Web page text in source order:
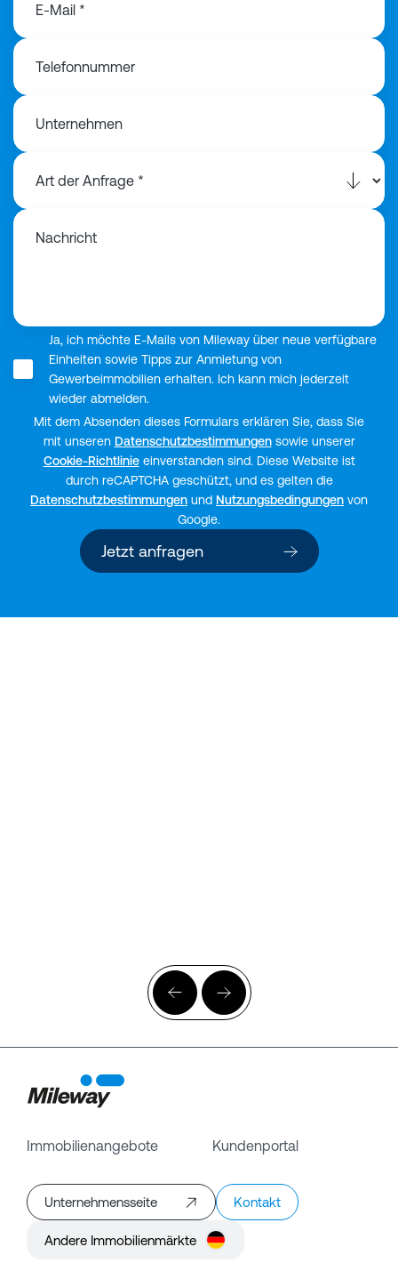
E-Mail *
Telefonnummer
Unternehmen
Nachricht
Ja, ich möchte E-Mails von Mileway über neue verfügbare
Einheiten sowie Tipps zur Anmietung von
Gewerbeimmobilien erhalten. Ich kann mich jederzeit
wieder abmelden.
Mit dem Absenden dieses Formulars erklären Sie, dass Sie
mit unseren Datenschutzbestimmungensowie unserer
Cookie-Richtlinieeinverstanden sind. Diese Website ist
durch reCAPTCHA geschützt, und es gelten die
Datenschutzbestimmungen und Nutzungsbedingungen von
Google.
Jetzt anfragen
Immobilienangebote Kundenportal
Unternehmensseite Kontakt
Andere Immobilienmärkte